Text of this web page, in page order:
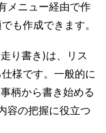
メニュー経由で作
も作成できます。
り書き)は、リス
様です。一般的に
柄から書き始める
容の把握に役立つ